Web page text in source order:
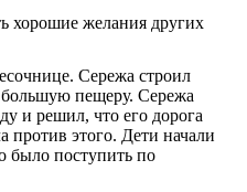
хорошие желания других
Сережа строил
пещеру. Сережа
и решил, что его дорога
против этого. Дети начали
было поступить по